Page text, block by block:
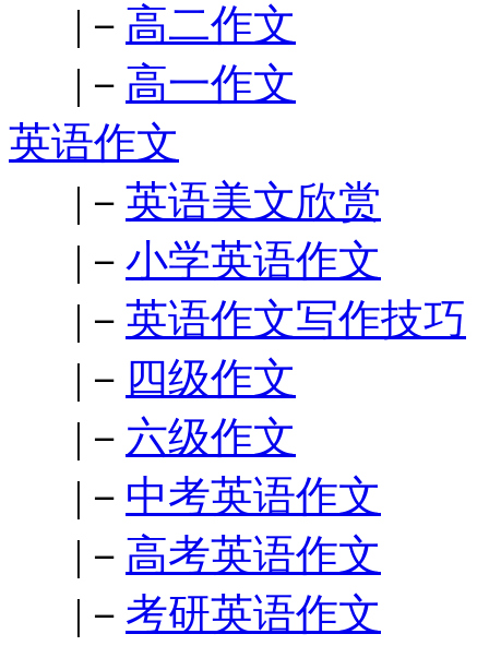
|－ 高二作文
|－ 高一作文
英语作文
|－ 英语美文欣赏
|－ 小学英语作文
|－ 英语作文写作技巧
|－ 四级作文
|－ 六级作文
|－ 中考英语作文
|－ 高考英语作文
|－ 考研英语作文